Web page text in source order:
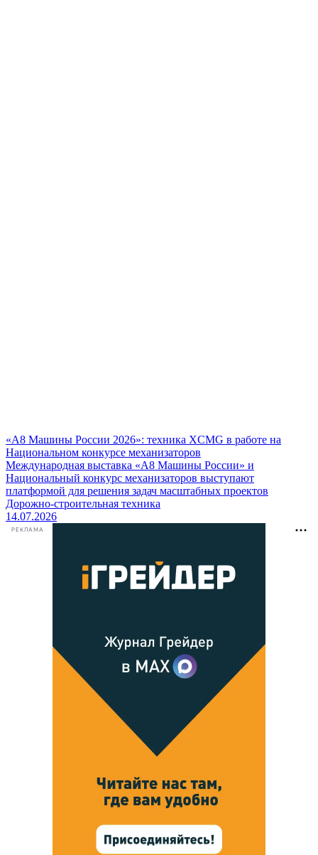
«А8 Машины России 2026»: техника XCMG в работе на
Национальном конкурсе механизаторов
Международная выставка «А8 Машины России» и
Национальный конкурс механизаторов выступают
платформой для решения задач масштабных проектов
Дорожно-строительная техника
14.07.2026
РЕКЛАМА